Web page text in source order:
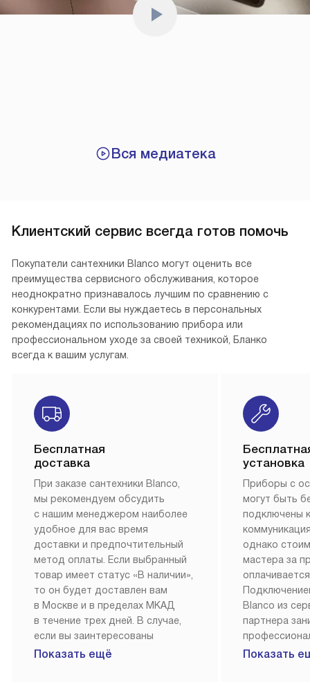
Вся медиатека
Клиентский сервис всегда готов помочь
Покупатели сантехники Blanco могут оценить все
преимущества сервисного обслуживания, которое
неоднократно признавалось лучшим по сравнению с
конкурентами. Если вы нуждаетесь в персональных
рекомендациях по использованию прибора или
профессиональном уходе за своей техникой, Бланко
всегда к вашим услугам.
Бесплатная
доставка
При заказе сантехники Blanco,
мы рекомендуем обсудить
с нашим менеджером наиболее
удобное для вас время
доставки и предпочтительный
метод оплаты. Если выбранный
товар имеет статус «В наличии»,
то он будет доставлен вам
в Москве и в пределах МКАД
в течение трех дней. В случае,
если вы заинтересованы
в товаре, который доступен
Показать ещё
установка
Приборы с
могут быть
подключены
однако
мастера за
Blanco из
партнера
Наш сервис
Показать